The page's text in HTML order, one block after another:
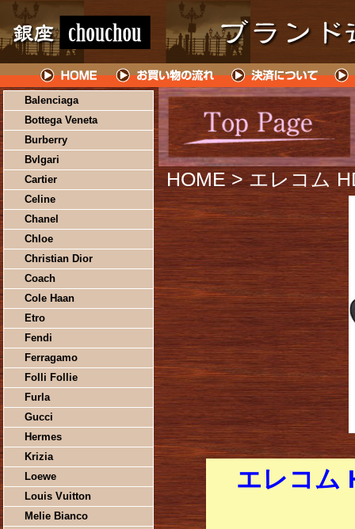
Balenciaga
Bottega Veneta
Burberry
Bvlgari
Cartier
Celine
Chanel
Chloe
Christian Dior
Coach
Cole Haan
Etro
Fendi
Ferragamo
Folli Follie
Furla
Gucci
Hermes
Krizia
Loewe
Louis Vuitton
Melie Bianco
HOME > エレコム
エレコム